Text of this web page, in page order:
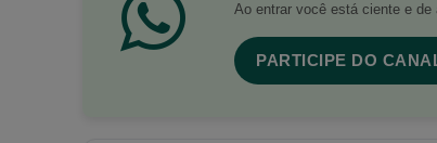
Ao entrar você está ciente e de
PARTICIPE DO